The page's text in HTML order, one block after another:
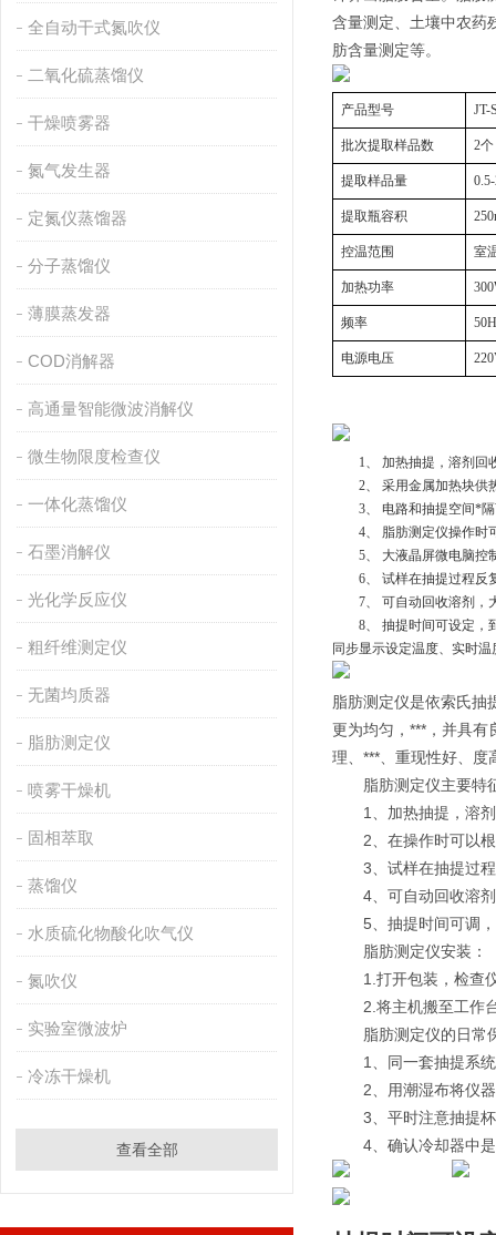
全自动干式氮吹仪
二氧化硫蒸馏仪
干燥喷雾器
氮气发生器
定氮仪蒸馏器
分子蒸馏仪
薄膜蒸发器
COD消解器
高通量智能微波消解仪
微生物限度检查仪
一体化蒸馏仪
石墨消解仪
光化学反应仪
粗纤维测定仪
无菌均质器
脂肪测定仪
喷雾干燥机
固相萃取
蒸馏仪
水质硫化物酸化吹气仪
氮吹仪
实验室微波炉
冷冻干燥机
查看全部
含量测定、土壤中农药
肪含量测定等。
产品型号 JT-
批次提取样品数 2个
提取样品量
提取瓶容积
控温范围 室
加热功率
频率
电源电压
1、 加热抽提，溶剂回
2、 采用金属加热块供
3、 电路和抽提空间*
4、 脂肪测定仪操作时
5、 大液晶屏微电脑控
6、 试样在抽提过程反
7、 可自动回收溶剂，
8、 抽提时间可设定，
同步显示设定温度、实时
脂肪测定仪是依索氏抽
更为均匀，***，并具有
理、***、重现性好、度
脂肪测定仪主要特
1、加热抽提，溶剂
2、在操作时可以根
3、试样在抽提过程
4、可自动回收溶剂
5、抽提时间可调，
脂肪测定仪安装：
1.打开包装，检查仪
2.将主机搬至工作台
脂肪测定仪的日常
1、同一套抽提系统
2、用潮湿布将仪器
3、平时注意抽提杯
4、确认冷却器中是